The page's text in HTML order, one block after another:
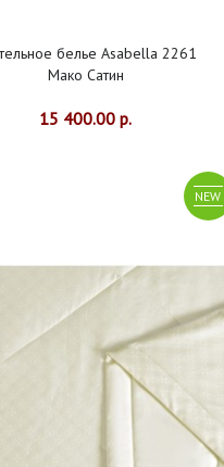
белье Asabella 2261
Мако Сатин
15 400.00 р.
NEW